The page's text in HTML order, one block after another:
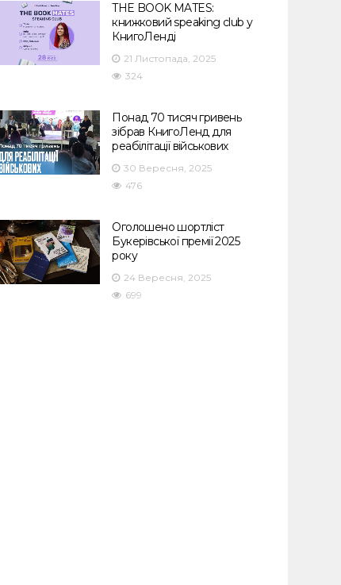
THE BOOK MATES:
книжковий speaking club у
КнигоЛенді
21 Листопада, 2025
324
Понад 70 тисяч гривень
зібрав КнигоЛенд для
реабілітації військових
30 Вересня, 2025
476
Оголошено шортліст
Букерівської премії 2025
року
24 Вересня, 2025
699